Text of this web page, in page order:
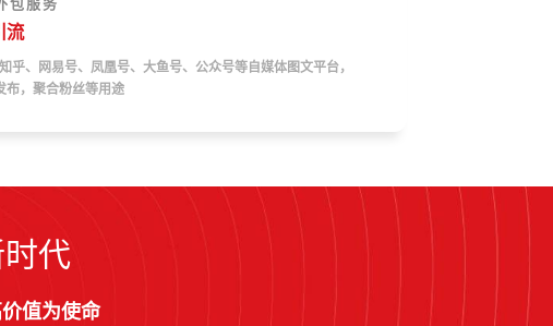
流
乎、网易号、凤凰号、大鱼号、公众号等自媒体图文平台，
布，聚合粉丝等用途
代
值为使命